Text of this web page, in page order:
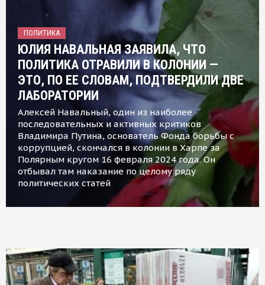
ПОЛИТИКА
ЮЛИЯ НАВАЛЬНАЯ ЗАЯВИЛА, ЧТО
ПОЛИТИКА ОТРАВИЛИ В КОЛОНИИ —
ЭТО, ПО ЕЕ СЛОВАМ, ПОДТВЕРДИЛИ ДВЕ
ЛАБОРАТОРИИ
Алексей Навальный, один из наиболее
последовательных и активных критиков
Владимира Путина, основатель Фонда борьбы с
коррупцией, скончался в колонии в Харпе за
Полярным кругом 16 февраля 2024 года. Он
отбывал там наказание по целому ряду
политических статей